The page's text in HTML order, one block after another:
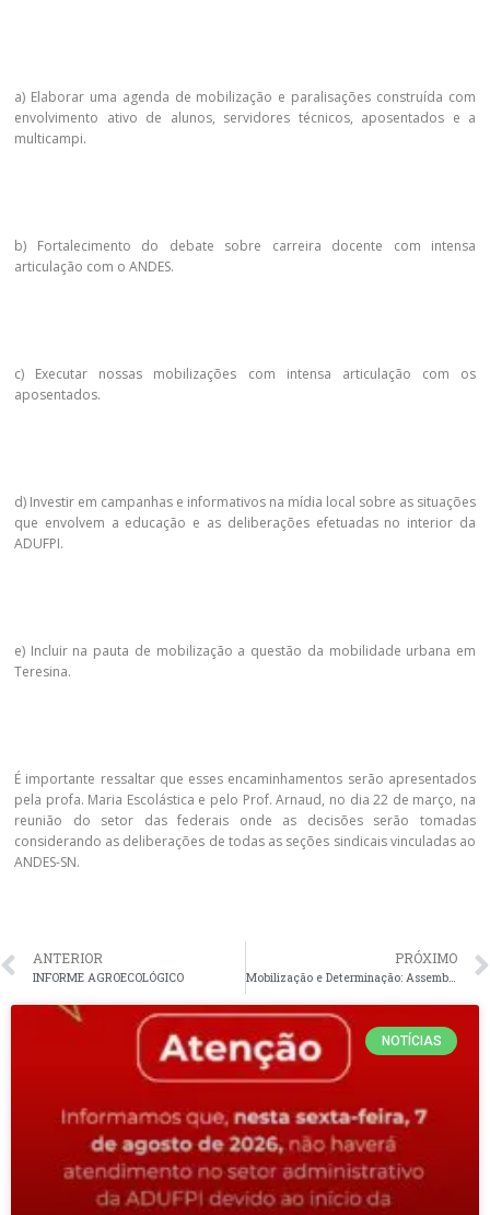
a) Elaborar uma agenda de mobilização e paralisações construída com
envolvimento ativo de alunos, servidores técnicos, aposentados e a
multicampi.
b) Fortalecimento do debate sobre carreira docente com intensa
articulação com o ANDES.
c) Executar nossas mobilizações com intensa articulação com os
aposentados.
d) Investir em campanhas e informativos na mídia local sobre as situações
que envolvem a educação e as deliberações efetuadas no interior da
ADUFPI.
e) Incluir na pauta de mobilização a questão da mobilidade urbana em
Teresina.
É importante ressaltar que esses encaminhamentos serão apresentados
pela profa. Maria Escolástica e pelo Prof. Arnaud, no dia 22 de março, na
reunião do setor das federais onde as decisões serão tomadas
considerando as deliberações de todas as seções sindicais vinculadas ao
ANDES-SN.
ANTERIOR
INFORME AGROECOLÓGICO
PRÓXIMO
Mobilização e Determinação: Assembleias Regionais da ADUFPI em Floriano e Bom Jesus.
NOTÍCIAS